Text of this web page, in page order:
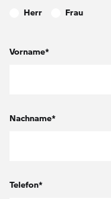
Herr Frau
Vorname*
Nachname*
Telefon*